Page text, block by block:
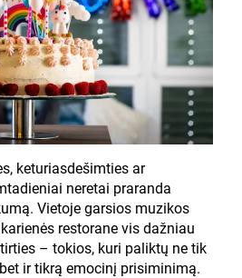
keturiasdešimties ar
neretai praranda
Vietoje garsios muzikos
restorane vis dažniau
– tokios, kuri paliktų ne tik
ir tikrą emocinį prisiminimą.